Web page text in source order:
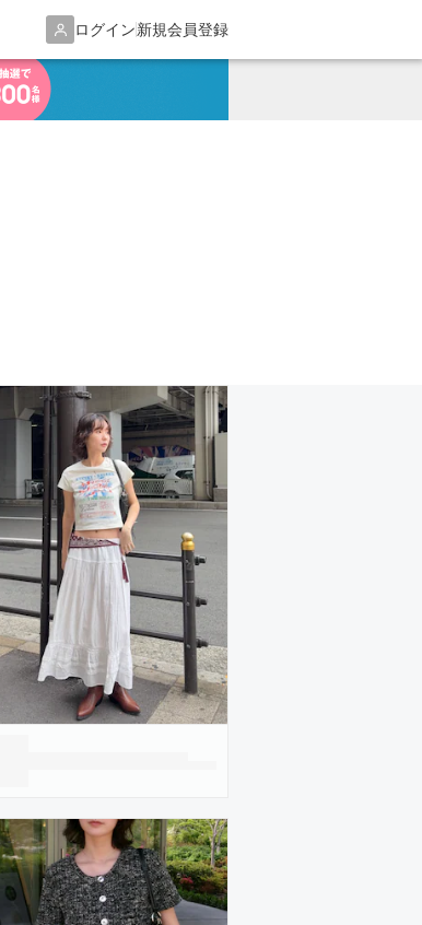
ログイン新規会員登録